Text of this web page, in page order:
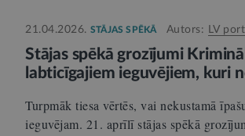
21.04.2026. STĀJAS SPĒKĀ Autors: LV
Stājas spēkā grozījumi
labticīgajiem ieguvējiem, kuri
Turpmāk tiesa vērtēs, vai nekustamā
ieguvējam. 21. aprīlī stājas spēkā